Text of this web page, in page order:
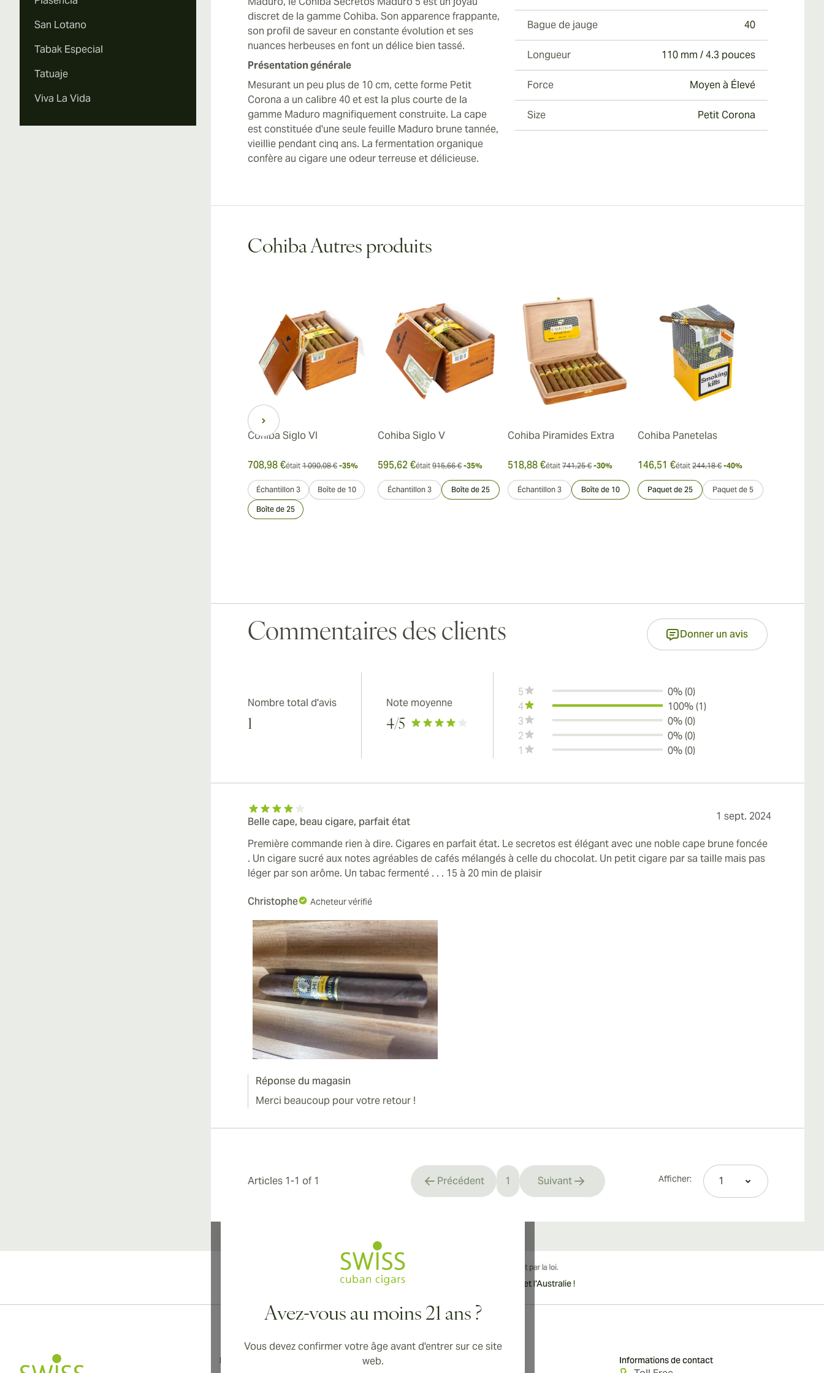
San Lotano
Tabak Especial
Tatuaje
Viva La Vida
discret de la gamme Cohiba. Son apparence frappante,
son profil de saveur en constante évolution et ses
nuances herbeuses en font un délice bien tassé.
Présentation générale
Mesurant un peu plus de 10 cm, cette forme Petit
Corona a un calibre 40 et est la plus courte de la
gamme Maduro magnifiquement construite. La cape
est constituée d'une seule feuille Maduro brune tannée,
vieillie pendant cinq ans. La fermentation organique
confère au cigare une odeur terreuse et délicieuse.
Bague de jauge 40
Longueur 110 mm / 4.3 pouces
Force Moyen à Élevé
Size Petit Corona
Cohiba Autres produits
Cohiba Siglo VI
708,98 €était 1 090,08 € -35%
Échantillon 3 Boîte de 10
Boîte de 25
Cohiba Siglo V
595,62 €était 915,66 € -35%
Échantillon 3 Boîte de 25
Cohiba Piramides Extra
518,88 €était 741,25 € -30%
Échantillon 3 Boîte de 10
Cohiba Panetelas
146,51 €était 244,18 € -40%
Paquet de 25 Paquet de 5
Commentaires des clients Donner un avis
Nombre total d'avis
1
Note moyenne
4/5
5
0% (0)
4
100% (1)
3
0% (0)
2
0% (0)
1
0% (0)
Belle cape, beau cigare, parfait état 1 sept. 2024
Première commande rien à dire. Cigares en parfait état. Le secretos est élégant avec une noble cape brune foncée
. Un cigare sucré aux notes agréables de cafés mélangés à celle du chocolat. Un petit cigare par sa taille mais pas
léger par son arôme. Un tabac fermenté . . . 15 à 20 min de plaisir
Christophe Acheteur vérifié
Réponse du magasin
Merci beaucoup pour votre retour !
Articles 1-1 of 1 Précédent You're currently reading page
1 Suivant Afficher:
Avez-vous au moins 21 ans ?
Vous devez confirmer votre âge avant d'entrer sur ce site
web.
Livraison internationale disponible vers le Canada, le Royaume-Uni et l'Australie !
Informations Informations de contact